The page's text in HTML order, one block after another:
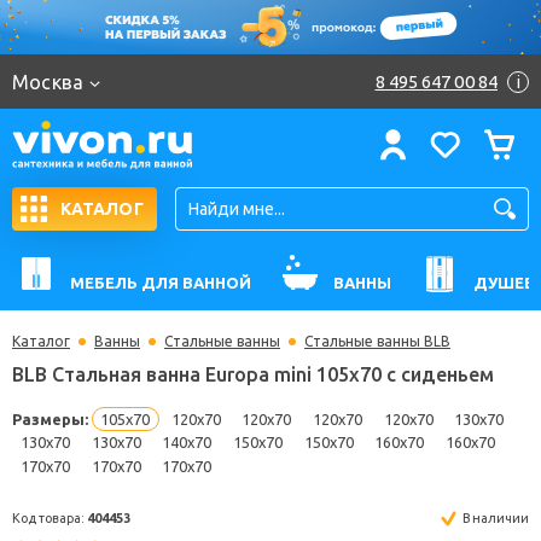
Москва 8 495 647 00 84 i
КАТАЛОГ
МЕБЕЛЬ ДЛЯ ВАННОЙ ВАННЫ
Каталог Ванны Стальные ванны Стальные ванны BLB
BLB Стальная ванна Europa mini 105х70 с
Размеры: 105x70 120x70
170x70
170x70